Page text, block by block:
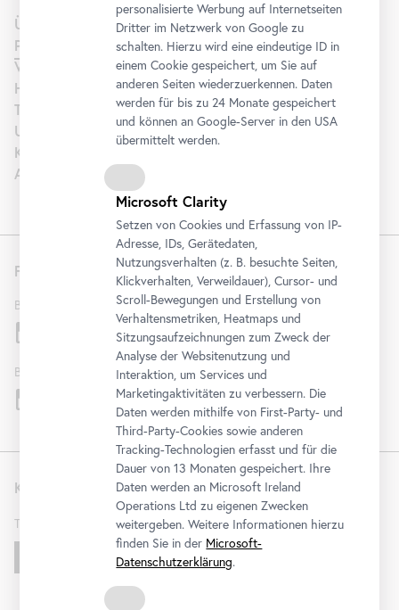
Über uns
Presse
Vermietung
Hochzeit
Tourism | B2B
Unterstützen
Karriere
Artothek
Kontakt
T
Schreiben Sie uns!
Folgen Sie uns
Belvedere
Belvedere 21
personalisierte Werbung auf Internetseiten
Dritter im Netzwerk von Google zu
schalten. Hierzu wird eine eindeutige ID in
einem Cookie gespeichert, um Sie auf
anderen Seiten wiederzuerkennen. Daten
werden für bis zu 24 Monate gespeichert
und können an Google-Server in den USA
übermittelt werden.
Microsoft Clarity
Setzen von Cookies und Erfassung von IP-
Adresse, IDs, Gerätedaten,
Nutzungsverhalten (z. B. besuchte Seiten,
Klickverhalten, Verweildauer), Cursor- und
Scroll-Bewegungen und Erstellung von
Verhaltensmetriken, Heatmaps und
Sitzungsaufzeichnungen zum Zweck der
Analyse der Websitenutzung und
Interaktion, um Services und
Marketingaktivitäten zu verbessern. Die
Daten werden mithilfe von First-Party- und
Third-Party-Cookies sowie anderen
Tracking-Technologien erfasst und für die
Dauer von 13 Monaten gespeichert. Ihre
Daten werden an Microsoft Ireland
Operations Ltd zu eigenen Zwecken
weitergeben. Weitere Informationen hierzu
finden Sie in der Microsoft-
Datenschutzerklärung.